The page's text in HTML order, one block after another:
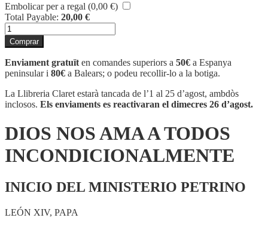
Embolicar per a regal (0,00 €)
Total Payable: 20,00 €
quantitat
de
DIOS
NOS
AMA
A
TODOS
INCONDICIONALMENTE
Comprar
Enviament gratuït en comandes superiors a 50€ a Espanya
peninsular i 80€ a Balears; o podeu recollir-lo a la botiga.
La Llibreria Claret estarà tancada de l’1 al 25 d’agost, ambdòs
inclosos. Els enviaments es reactivaran el dimecres 26 d’agost.
DIOS NOS AMA A TODOS
INCONDICIONALMENTE
INICIO DEL MINISTERIO PETRINO
LEÓN XIV, PAPA